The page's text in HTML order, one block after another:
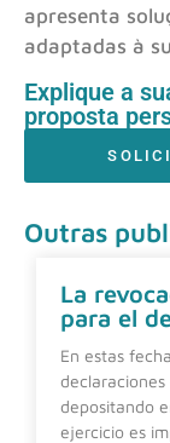
apresenta
adaptadas à
Explique a
proposta
Outras
La
para el
En estas
depositando
ejercicio es